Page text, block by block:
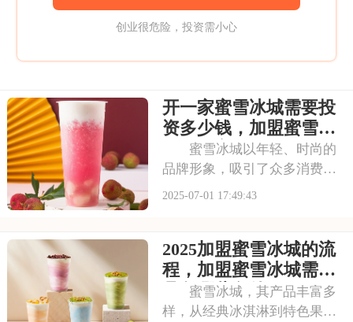
创业很危险，投资需小心
开一家蜜雪冰城需要投
资多少钱，加盟蜜雪冰
城成本高吗
蜜雪冰城以年轻、时尚的
品牌形象，吸引了众多消费者
的目光。其成熟的运营模式和
冰城需要投入多少费用呢？以
下是开一家蜜雪冰城需要投资
多少钱，加盟蜜雪冰
2025-07-01 17:49:43
2025加盟蜜雪冰城的流
程，加盟蜜雪冰城需要
具备哪些条件
蜜雪冰城，其产品丰富多
样，从经典冰淇淋到特色果